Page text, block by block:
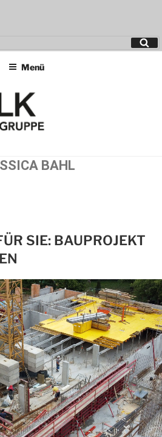
Menü
BAHL
SIE: BAUPROJEKT